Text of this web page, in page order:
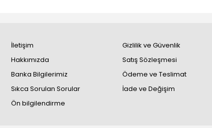
İletişim
Hakkımızda
Banka Bilgilerimiz
Sıkca Sorulan Sorular
Ön bilgilendirme
Gizlilik ve Güvenlik
Satış Sözleşmesi
Ödeme ve Teslimat
İade ve Değişim